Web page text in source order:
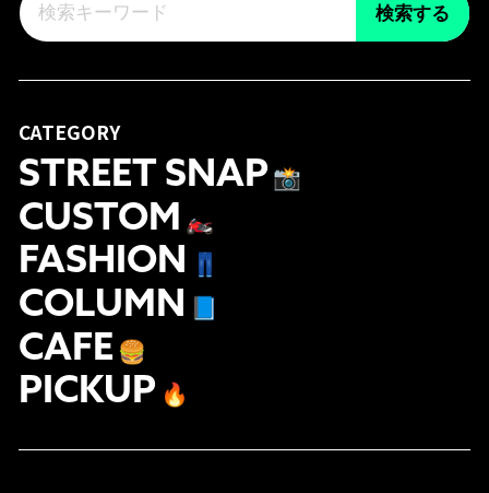
検索する
CATEGORY
STREET SNAP 📸
CUSTOM 🏍
FASHION 👖
COLUMN
CAFE 🍔
PICKUP 🔥